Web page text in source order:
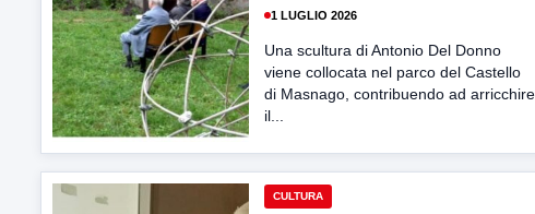
1 LUGLIO 2026
Una scultura di Antonio Del Donno
viene collocata nel parco del Castello
di Masnago, contribuendo ad arricchire
il...
CULTURA